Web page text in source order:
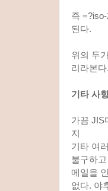
즉
된다.
위의 두
리라본다.
기타 사
가끔 JIS
지
기타 여
불구하고
메일을
없다. 야